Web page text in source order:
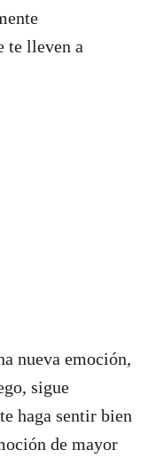
te lleven a
nueva emoción,
sigue
haga sentir bien
de mayor